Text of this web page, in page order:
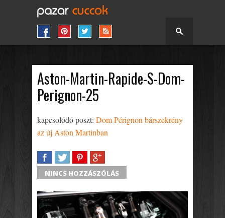
Aston-Martin-Rapide-S-Dom-
Perignon-25
kapcsolódó poszt: Dom Pérignon bárszekrény
az új Aston Martinban
SHARETWEETSHARESHARE
NINCS HOZZÁSZÓLÁS